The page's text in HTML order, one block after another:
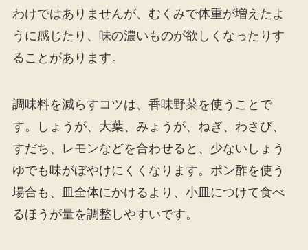
わけではありませんが、むくみで体重が増えたよ
うに感じたり、味の濃いものが欲しくなったりす
ることがあります。
調味料を減らすコツは、香味野菜を使うことで
す。しょうが、大葉、みょうが、ねぎ、わさび、
すだち、レモンなどを合わせると、少ないしょう
ゆでも味がぼやけにくくなります。ポン酢を使う
場合も、皿全体にかけるより、小皿につけて食べ
るほうが量を調整しやすいです。